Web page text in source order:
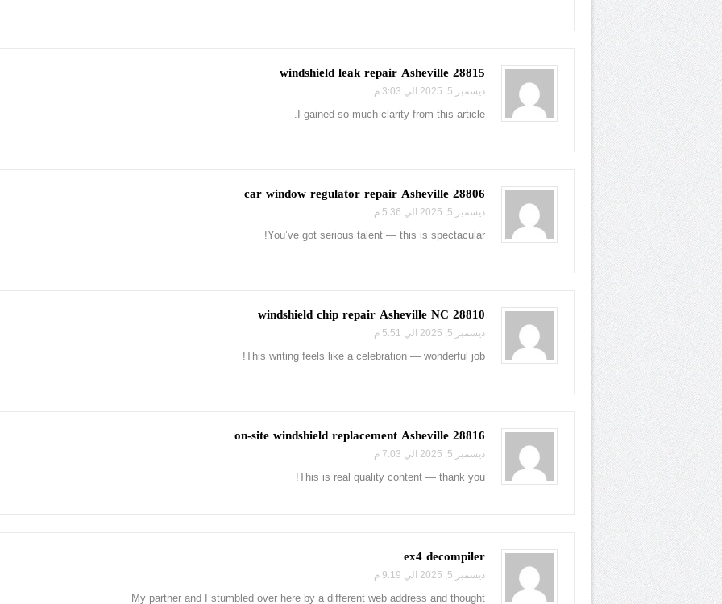
28815 windshield leak repair Asheville
ديسمبر 5, 2025 الي 3:03 م
I gained so much clarity from this article.
28806 car window regulator repair Asheville
ديسمبر 5, 2025 الي 5:36 م
You’ve got serious talent — this is spectacular!
28810 windshield chip repair Asheville NC
ديسمبر 5, 2025 الي 5:51 م
This writing feels like a celebration — wonderful job!
28816 on-site windshield replacement Asheville
ديسمبر 5, 2025 الي 7:03 م
This is real quality content — thank you!
ex4 decompiler
ديسمبر 5, 2025 الي 9:19 م
My partner and I stumbled over here by a different web address and thought